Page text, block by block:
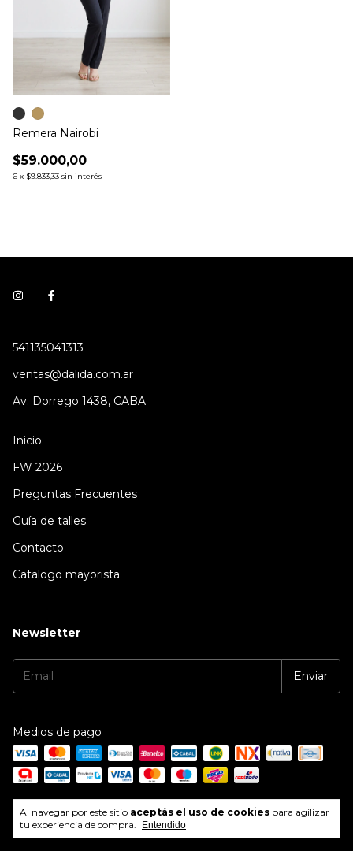
Al navegar por este sitio aceptás el uso de cookies para agilizar
tu experiencia de compra.
Entendido
Remera Nairobi
$59.000,00
6 x $9.833,33 sin interés
541135041313
ventas@dalida.com.ar
Av. Dorrego 1438, CABA
Inicio
FW 2026
Preguntas Frecuentes
Guía de talles
Contacto
Catalogo mayorista
Newsletter
Medios de pago
Medios de envío